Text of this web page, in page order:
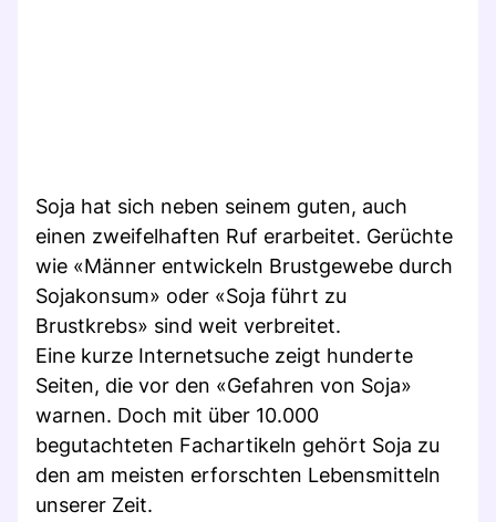
Soja hat sich neben seinem guten, auch
einen zweifelhaften Ruf erarbeitet. Gerüchte
wie «Männer entwickeln Brustgewebe durch
Sojakonsum» oder «Soja führt zu
Brustkrebs» sind weit verbreitet.
Eine kurze Internetsuche zeigt hunderte
Seiten, die vor den «Gefahren von Soja»
warnen. Doch mit über 10.000
begutachteten Fachartikeln gehört Soja zu
den am meisten erforschten Lebensmitteln
unserer Zeit.